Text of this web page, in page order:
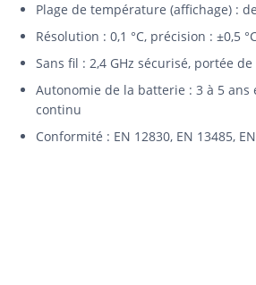
Plage de température (affichage) : de
Résolution : 0,1 °C, précision : ±0,5
Sans fil : 2,4 GHz sécurisé, portée de
Autonomie de la batterie : 3 à 5
continu
Conformité : EN 12830, EN 13485,